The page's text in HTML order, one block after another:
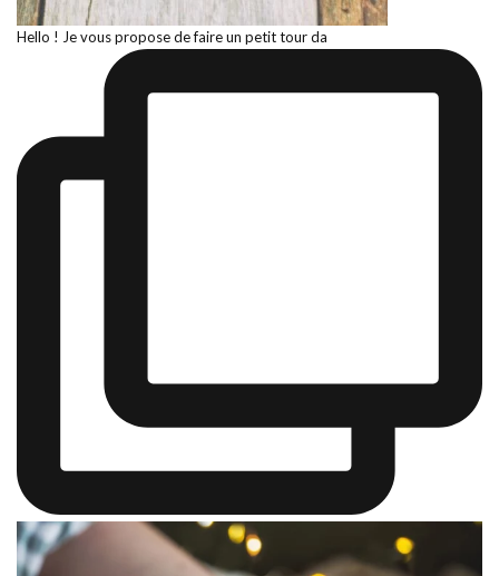
Hello ! Je vous propose de faire un petit tour da